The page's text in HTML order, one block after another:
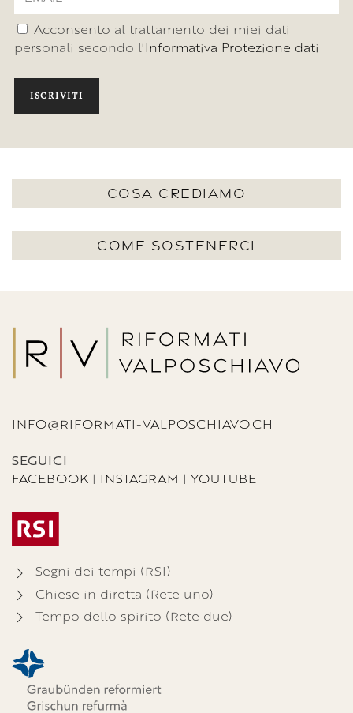
Acconsento al trattamento dei miei dati
personali secondo l'Informativa Protezione dati
ISCRIVITI
COSA CREDIAMO
COME SOSTENERCI
INFO@RIFORMATI-VALPOSCHIAVO.CH
SEGUICI
FACEBOOK | INSTAGRAM | YOUTUBE
Segni dei tempi (RSI)
Chiese in diretta (Rete uno)
Tempo dello spirito (Rete due)